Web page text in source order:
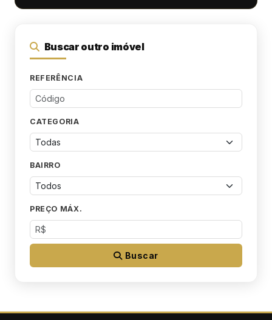
Buscar outro imóvel
REFERÊNCIA
CATEGORIA
BAIRRO
PREÇO MÁX.
Buscar